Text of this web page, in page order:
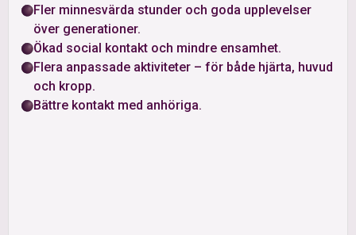
Fler minnesvärda stunder och goda upplevelser
över generationer.
Ökad social kontakt och mindre ensamhet.
Flera anpassade aktiviteter – för både hjärta, huvud
och kropp.
Bättre kontakt med anhöriga.